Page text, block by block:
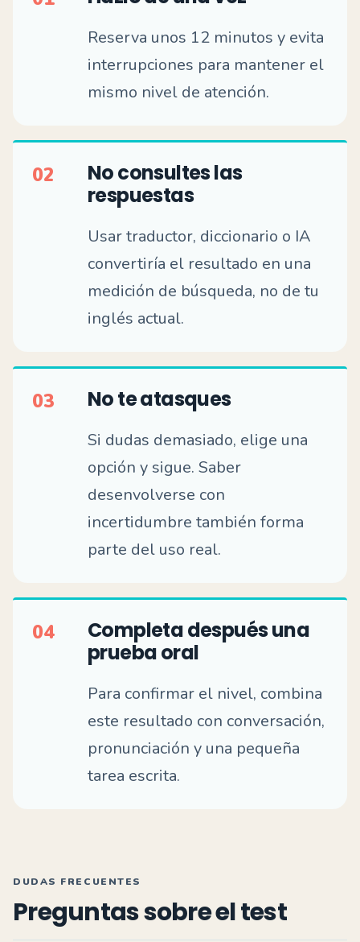
Reserva unos 12 minutos y evita
interrupciones para mantener el
mismo nivel de atención.
02
No consultes las
respuestas
Usar traductor, diccionario o IA
convertiría el resultado en una
medición de búsqueda, no de tu
inglés actual.
03 No te atasques
Si dudas demasiado, elige una
opción y sigue. Saber
desenvolverse con
incertidumbre también forma
parte del uso real.
04
Completa después una
prueba oral
Para confirmar el nivel, combina
este resultado con conversación,
pronunciación y una pequeña
tarea escrita.
DUDAS FRECUENTES
Preguntas sobre el test